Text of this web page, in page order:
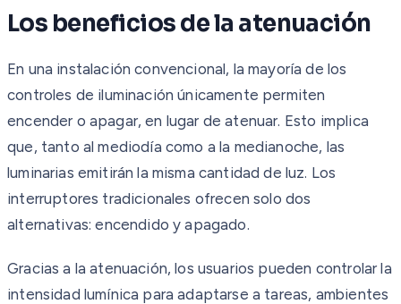
Los beneficios de la atenuación
En una instalación convencional, la mayoría de los
controles de iluminación únicamente permiten
encender o apagar, en lugar de atenuar. Esto implica
que, tanto al mediodía como a la medianoche, las
luminarias emitirán la misma cantidad de luz. Los
interruptores tradicionales ofrecen solo dos
alternativas: encendido y apagado.
Gracias a la atenuación, los usuarios pueden controlar la
intensidad lumínica para adaptarse a tareas, ambientes